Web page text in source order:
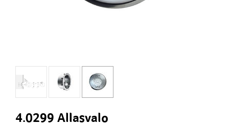
4.0299 Allasvalo